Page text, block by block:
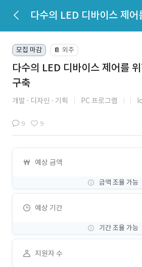
모집 마감 📔 외주
다수의 LED 디바이스 제어를
구축
개발 디자인 기획 PC 프로그램
9 9
예상 금액
금액 조율 가능
예상 기간
기간 조율 가능
지원자 수